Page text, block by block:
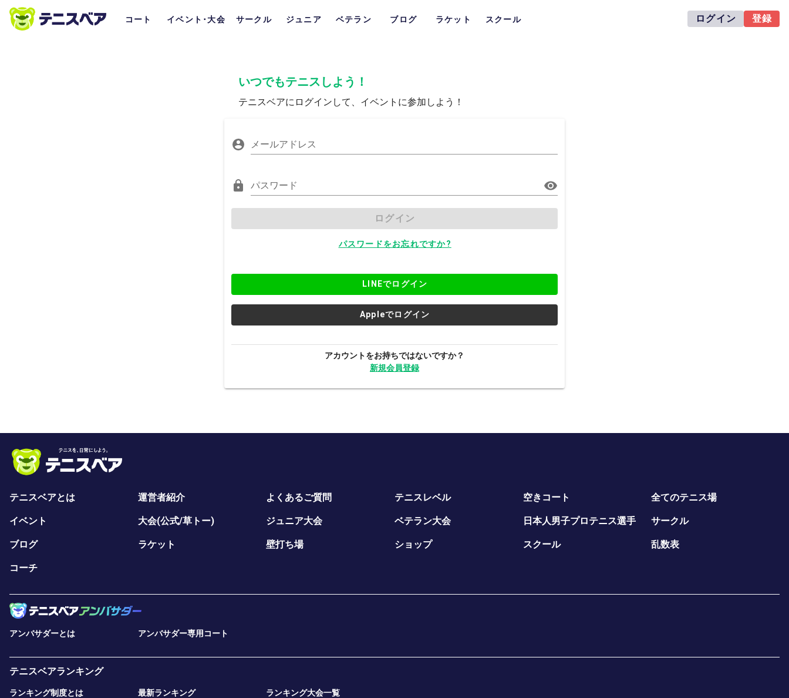
コート イベント･大会 サークル ジュニア ベテラン ブログ ラケット スクール ログイン 登録
いつでもテニスしよう！
テニスベアにログインして、イベントに参加しよう！
メールアドレス
パスワード
ログイン
パスワードをお忘れですか?
LINEでログイン
Appleでログイン
アカウントをお持ちではないですか？
新規会員登録
テニスベアとは 運営者紹介 よくあるご質問 テニスレベル 空きコート 全てのテニス場
イベント 大会(公式/草トー) ジュニア大会 ベテラン大会 日本人男子プロテニス選手 サークル
ブログ ラケット 壁打ち場 ショップ スクール 乱数表
コーチ
アンバサダーとは アンバサダー専用コート
テニスベアランキング
ランキング制度とは 最新ランキング ランキング大会一覧